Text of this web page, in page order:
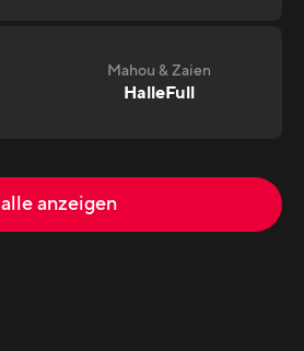
Mahou & Zaien
HalleFull
alle anzeigen